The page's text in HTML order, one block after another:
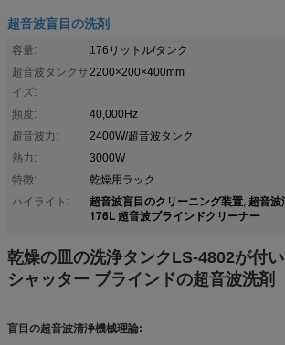
超音波盲目の洗剤
容量:
176リットル/タンク
超音波タンクサ
イズ:
2200×200×400mm
頻度:
40,000Hz
超音波力:
2400W/超音波タンク
熱力:
3000W
特徴:
乾燥用ラック
ハイライト:
超音波盲目のクリーニング装置, 超音波
176L 超音波ブラインドクリーナー
乾燥の皿の洗浄タンクLS-4802が付
シャッター ブラインドの超音波洗剤
盲目の超音波清浄機械理論: